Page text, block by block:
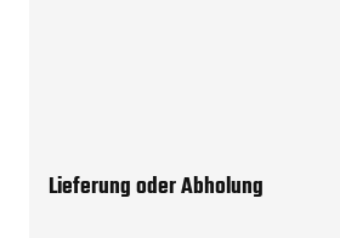
Lieferung oder Abholung